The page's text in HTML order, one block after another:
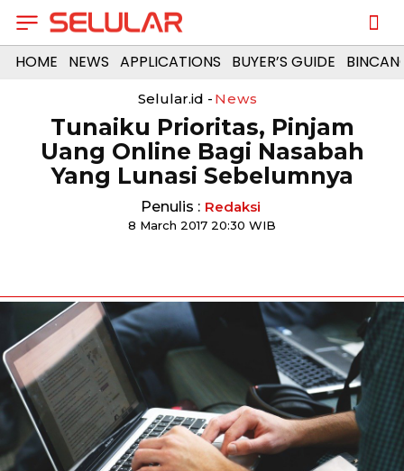
HOME NEWS APPLICATIONS BUYER’S GUIDE
Selular.id - News
Tunaiku Prioritas, Pinjam
Uang Online Bagi Nasabah
Yang Lunasi Sebelumnya
Penulis : Redaksi
8 March 2017 20:30 WIB